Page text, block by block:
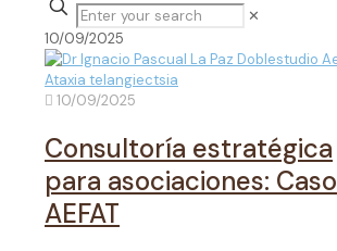
✕
10/09/2025
10/09/2025
Consultoría estratégica
para asociaciones: Caso
AEFAT